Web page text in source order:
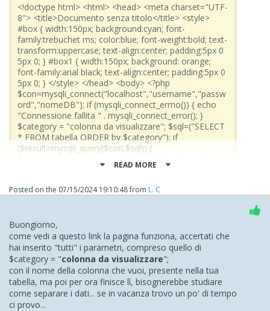
$sql=("SELECT * FROMtabellaORDER by $category");
if ($result=mysqli_query($con,$sql))
$rowcount=mysqli_num_rows($result);
echo '<div id="box">' . $category . '</div>';
echo '<div id="box1">' . $rowcount . '</div>';
mysqli_free_result($result);
</body>
pagina completa... ho aggiunto una piccola
personalizzazione grafica...
<!doctype html> <html> <head> <meta charset="UTF-
8"> <title>Documento senza titolo</title> <style>
#box { width:150px; background:cyan; font-
family:trebuchet ms; color:blue; font-weight:bold; text-
transform:uppercase; text-align:center; padding:5px 0
5px 0; } #box1 { width:150px; background: orange;
font-family:arial black; text-align:center; padding:5px 0
5px 0; } </style> </head> <body> <?php
$con=mysqli_connect("localhost","username","passw
ord","nomeDB"); if (mysqli_connect_errno()) { echo
"Connessione fallita " . mysqli_connect_error(); }
$category = "colonna da visualizzare"; $sql=("SELECT
* FROM tabella ORDER by $category"); if
($result=mysqli_query($con,$sql)) {
id="box">' . $category . '</div>'; echo '<div id="box1">'
mysqli_close($con); ?> </body> </html> ...
Ho preso codice oggetto HTML
CSS HO inserito Style
html il resto del codice inserendo i parametri , nella pagina
non si visualizza nulla
READ MORE
Posted on the 07/15/2024 19:10:48from L. C
Buongiorno,
come vedi a questo link la pagina funziona, accertati che
hai inserito "tutti" i parametri, compreso quello di
$category = "colonna da visualizzare";
con il nome della colonna che vuoi, presente nella tua
tabella, ma poi per ora finisce lì, bisognerebbe studiare
come separare i dati... se in vacanza trovo un po' di tempo
ci provo...